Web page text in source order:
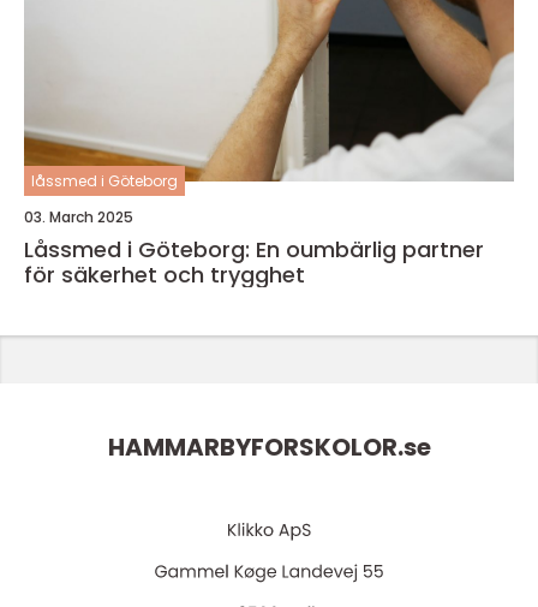
låssmed i Göteborg
03. March 2025
Låssmed i Göteborg: En oumbärlig partner
för säkerhet och trygghet
HAMMARBYFORSKOLOR.se